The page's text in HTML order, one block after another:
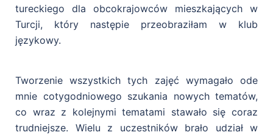
tureckiego dla obcokrajowców mieszkających w
Turcji, który następie przeobraziłam w klub
językowy.
Tworzenie wszystkich tych zajęć wymagało ode
mnie cotygodniowego szukania nowych tematów,
co wraz z kolejnymi tematami stawało się coraz
trudniejsze. Wielu z uczestników brało udział w